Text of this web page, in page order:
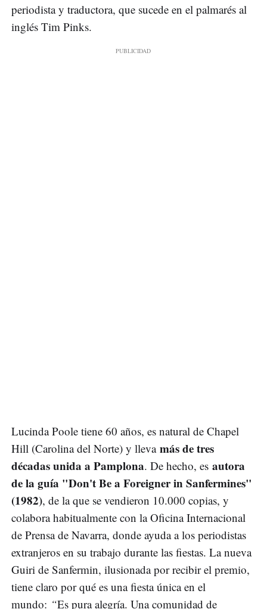
periodista y traductora, que sucede en el palmarés al
inglés Tim Pinks.
Lucinda Poole tiene 60 años, es natural de Chapel
Hill (Carolina del Norte) y lleva más de tres
décadas unida a Pamplona. De hecho, es autora
de la guía "Don't Be a Foreigner in Sanfermines"
(1982), de la que se vendieron 10.000 copias, y
colabora habitualmente con la Oficina Internacional
de Prensa de Navarra, donde ayuda a los periodistas
extranjeros en su trabajo durante las fiestas. La nueva
Guiri de Sanfermin, ilusionada por recibir el premio,
tiene claro por qué es una fiesta única en el
mundo: “Es pura alegría. Una comunidad de